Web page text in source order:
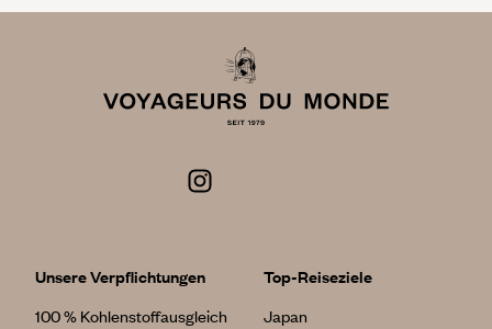
Unsere Verpflichtungen
100 % Kohlenstoffausgleich
Top-Reiseziele
Japan